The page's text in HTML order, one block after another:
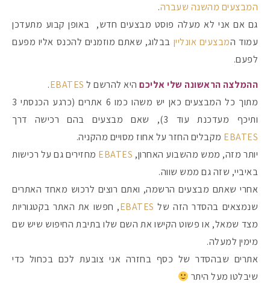
המבצעים מהשנה שעברה.
גם אם אני לא מעלה פוסט מבצעים חדש, באופן קבוע מתעדכן
עמוד המבצעים אונליין בבלוג, שאתם מוזמנים להכנס אליו מפעם
לפעם.
ההמלצה הראשונה שלי אליכם היא להרשם ל EBATES
.
מתוך כל המבצעים כאן יש משהו כמו 6 אתרים (כרגע הכנסתי 3
ותיכף מעדכנת עוד 3), שאם מבצעים בהם רכישה דרך
EBATES מקבלים החזר על אחוז מסויים מהקניה.
יותר מזה, ממש מהשבוע האחרון, EBATES מחזירים גם על רכישות
באיביי, שזה גם ממש שווה.
אחרי שאתם מבצעים הרשמה, ואתם רוצים לרכוש מאחד האתרים
שנמצאים בהסדר הזה של EBATES, חפשו את האתר בקטגוריות
מצד שמאל, או פשוט הקישו את השם שלו בתיבת החיפוש שיש שם
מימין למעלה.
אתרים שבהסדר של כסף בחזרה אני צובעת לכם בכחול כדי
שיבלטו מעל היתר